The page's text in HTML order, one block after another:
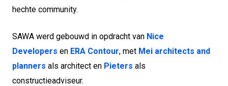
hechte community.
SAWA werd gebouwd in opdracht van Nice
Developers en ERA Contour, met Mei architects and
planners als architect en Pieters als
constructieadviseur.